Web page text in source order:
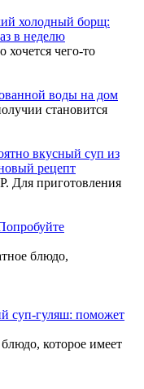
холодный борщ:
в неделю
хочется чего-то
воды на дом
становится
вкусный суп из
рецепт
Для приготовления
блюдо,
суп-гуляш: поможет
которое имеет